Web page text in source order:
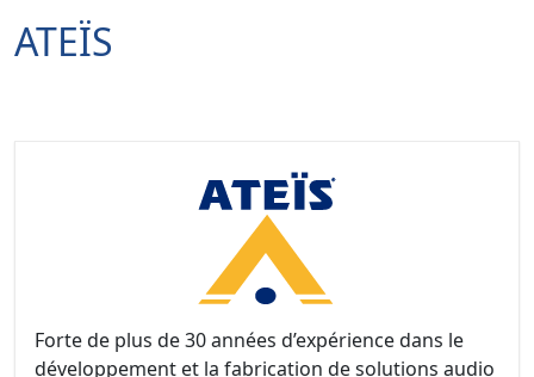
ATEÏS
Forte de plus de 30 années d’expérience dans le
développement et la fabrication de solutions audio